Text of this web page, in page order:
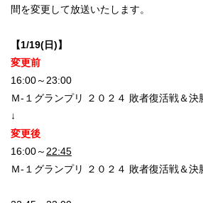
間を変更して放送いたします。
【1/19(日)】
変更前
16:00～23:00
Ｍ-１グランプリ ２０２４ 敗者復活戦＆
↓
変更後
16:00～22:45
Ｍ-１グランプリ ２０２４ 敗者復活戦＆